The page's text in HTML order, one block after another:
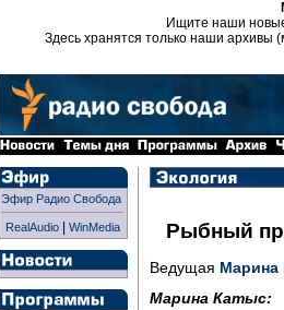
Ищите наши
Здесь хранятся только наши архивы
Эфир Радио Свобода
RealAudio| WinMedia Рыбный
Ведущая Марина
Марина Катыс: